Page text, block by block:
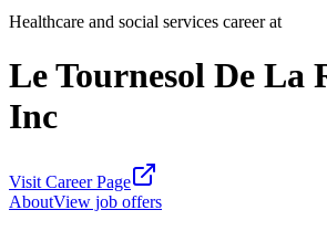
Healthcare and social services career at
Le Tournesol De La
Inc
Visit Career Page
AboutView job offers